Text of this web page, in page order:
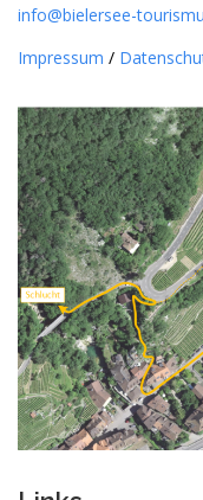
info@bielersee-
Impressum /